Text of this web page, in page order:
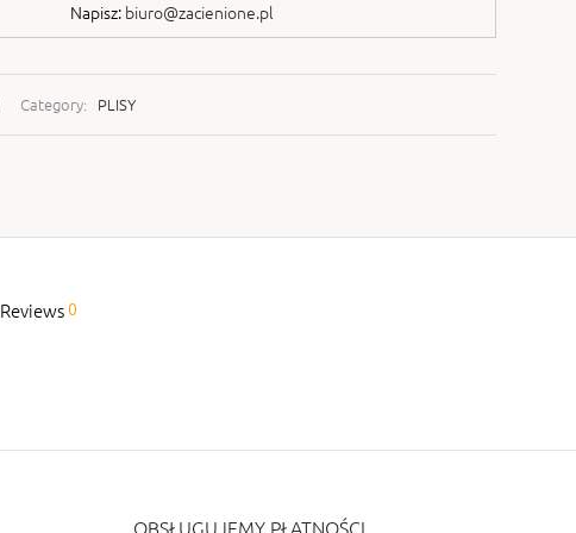
Napisz: biuro@zacienione.pl
Category: PLISY
Reviews0
OBSŁUGUJEMY PŁATNOŚCI